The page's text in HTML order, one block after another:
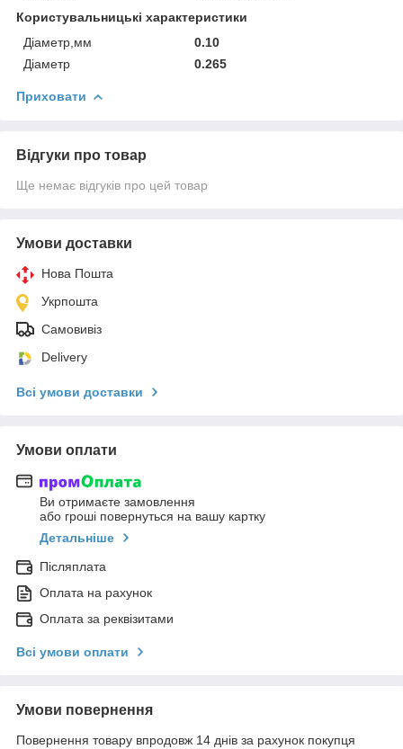
Користувальницькі характеристики
Діаметр,мм
0.10
Діаметр
0.265
Приховати
Відгуки про товар
Ще немає відгуків про цей товар
Умови доставки
Нова Пошта
Укрпошта
Самовивіз
Delivery
Всі умови доставки
Умови оплати
Ви отримаєте замовлення
або гроші повернуться на вашу картку
Детальніше
Післяплата
Оплата на рахунок
Оплата за реквізитами
Всі умови оплати
Умови повернення
Повернення товару впродовж 14 днів за рахунок покупця